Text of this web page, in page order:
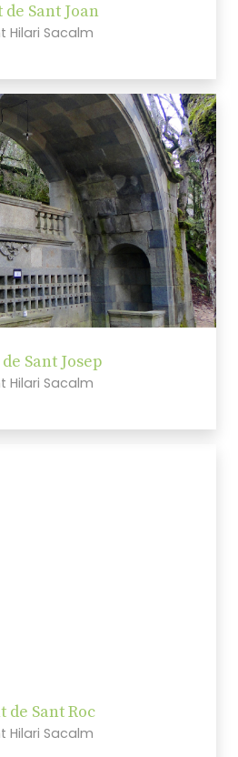
de Sant Joan
Hilari Sacalm
Sant Josep
Hilari Sacalm
de Sant Roc
Hilari Sacalm